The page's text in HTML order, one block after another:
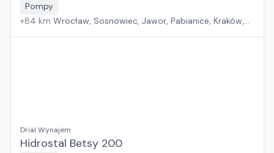
Pompy
+84 km Wrocław, Sosnowiec, Jawor, Pabianice, Kraków,
Drial Wynajem
Hidrostal Betsy 200